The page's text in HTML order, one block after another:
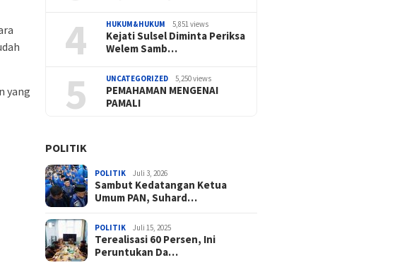
yang
4 HUKUM&HUKUM 5,851 views
Kejati Sulsel Diminta Periksa
Welem Samb…
5 UNCATEGORIZED 5,250 views
PEMAHAMAN MENGENAI
PAMALI
POLITIK
POLITIK Juli 3, 2026
Sambut Kedatangan Ketua
Umum PAN, Suhard…
POLITIK Juli 15, 2025
Terealisasi 60 Persen, Ini
Peruntukan Da…